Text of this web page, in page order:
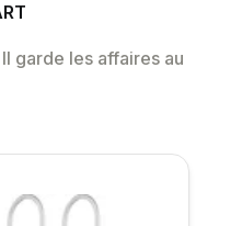
garde les affaires au